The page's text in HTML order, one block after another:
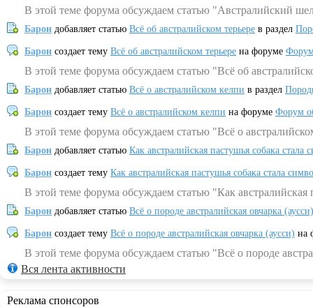
В этой теме форума обсуждаем статью "Австралийский
Барон добавляет статью Всё об австралийском терьере в раздел
Барон создает тему Всё об австралийском терьере на форуме
В этой теме форума обсуждаем статью "Всё об
Барон добавляет статью Всё о австралийском келпи в раздел
Барон создает тему Всё о австралийском келпи на форуме Форум
В этой теме форума обсуждаем статью "Всё о
Барон добавляет статью Как австралийская пастушья собака
Барон создает тему Как австралийская пастушья собака стала
В этой теме форума обсуждаем статью "Как
Барон добавляет статью Всё о породе австралийская овчарка (аусси)
Барон создает тему Всё о породе австралийская овчарка (аусси) на
В этой теме форума обсуждаем статью "Всё о породе
Вся лента активности
Реклама спонсоров